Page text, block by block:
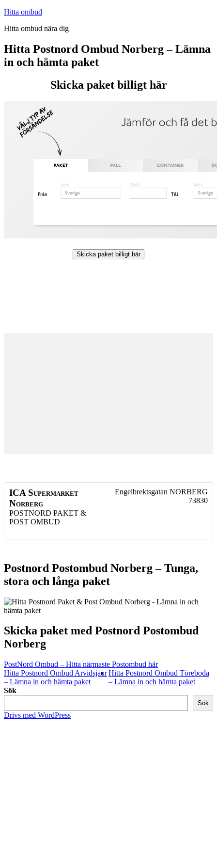
Hoppa
innehåll
Hitta ombud
Hitta ombud nära dig
Hitta Postnord Ombud Norberg – Lämna
in och hämta paket
Skicka paket billigt här
Skicka paket billigt här
ICA Supermarket
Norberg
POSTNORD PAKET &
POST OMBUD
Engelbrektsgatan NORBERG
73830
Postnord Postombud Norberg – Tunga,
stora och långa paket
Skicka paket med Postnord Postombud
Norberg
PostNord Ombud – Hitta närmaste Postombud här
Hitta Postnord Ombud Arvidsjaur
– Lämna in och hämta paket
Hitta Postnord Ombud Töreboda
– Lämna in och hämta paket
Sök
Sök
Drivs med WordPress